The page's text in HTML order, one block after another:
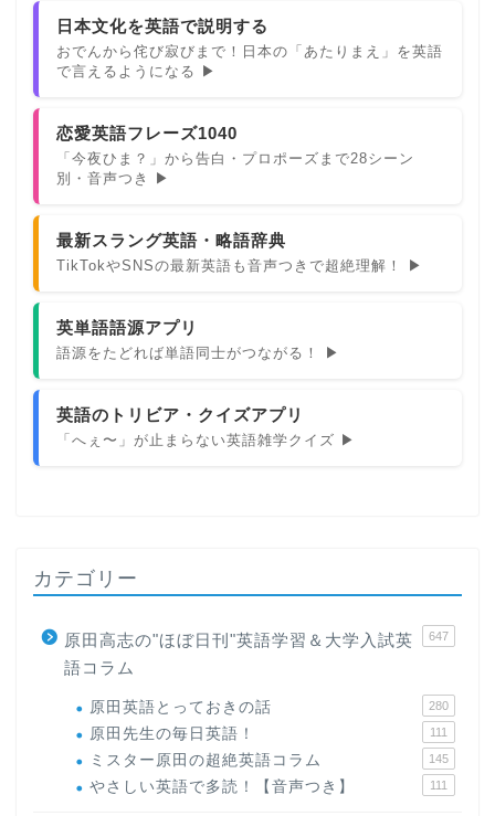
日本文化を英語で説明する
おでんから侘び寂びまで！日本の「あたりまえ」を英語
で言えるようになる ▶
恋愛英語フレーズ1040
「今夜ひま？」から告白・プロポーズまで28シーン
別・音声つき ▶
最新スラング英語・略語辞典
TikTokやSNSの最新英語も音声つきで超絶理解！ ▶
英単語語源アプリ
語源をたどれば単語同士がつながる！ ▶
英語のトリビア・クイズアプリ
「へぇ〜」が止まらない英語雑学クイズ ▶
カテゴリー
原田高志の"ほぼ日刊"英語学習＆大学入試英
語コラム
647
原田英語とっておきの話 280
原田先生の毎日英語！ 111
ミスター原田の超絶英語コラム 145
やさしい英語で多読！【音声つき】 111